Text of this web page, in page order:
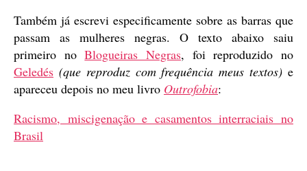
Também já escrevi especificamente sobre as barras que
passam as mulheres negras. O texto abaixo saiu
primeiro noBlogueiras Negras, foi reproduzido no
Geledés (que reproduz com frequência meus textos) e
apareceu depois no meu livro Outrofobia:
Racismo, miscigenação e casamentos interraciais no
Brasil